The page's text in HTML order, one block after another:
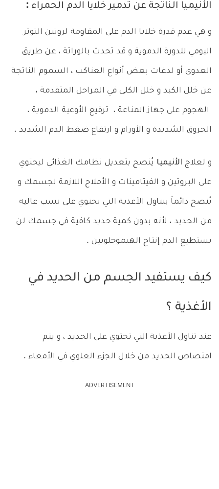
الأنيميا الناتجة عن تدمير خلايا الدم الحمراء :
و هي عدم قدرة خلايا الدم على المقاومة لروتين التوتر
اليومي للدورة الدموية و قد تحدث بالوراثة ، عن طريق
العدوى أو لدغات بعض أنواع العناكب ، السموم الناتجة
عن خلل الكبد و خلل الكلى في المراحل المتقدمة ،
الهجوم على جهاز المناعة ، ترقيع الأوعية الدموية ،
الحروق الشديدة و الأورام و ارتفاع ضغط الدم الشديد .
و لعلاج الأنيميا يُنصح بتعديل نظامك الغذائي ليحتوي
على البروتين و الفيتامينات و الأملاح اللازمة لجسمك و
يُنصح دائماً بتناول الأغذية التي تحتوي على نسب عالية
من الحديد ، لأنه بدون كمية حديد كافية في جسمك لن
يستطيع الدم إنتاج الهيموجلوبين .
كيف يستفيد الجسم من الحديد في
الأغذية ؟
عند تناول الأغذية التي تحتوي على الحديد ، و يتم
امتصاص الحديد من خلال الجزء العلوي في الأمعاء .
ADVERTISEMENT